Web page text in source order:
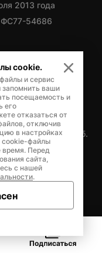
2013 года
ФС77-54686
политики Ямало-
Кнунянца, д.1, каб.
cookie.
и сервис
ваши
посещаемость и
его
отказаться от
отключив
в настройках
cookie-файлы
время. Перед
сайта,
с нашей
.